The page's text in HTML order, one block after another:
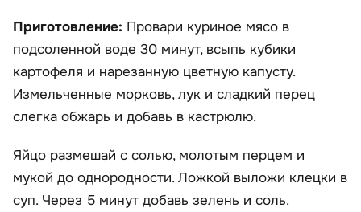
Приготовление: Провари куриное мясо в
подсоленной воде 30 минут, всыпь кубики
картофеля и нарезанную цветную капусту.
Измельченные морковь, лук и сладкий перец
слегка обжарь и добавь в кастрюлю.
Яйцо размешай с солью, молотым перцем и
мукой до однородности. Ложкой выложи клецки в
суп. Через 5 минут добавь зелень и соль.